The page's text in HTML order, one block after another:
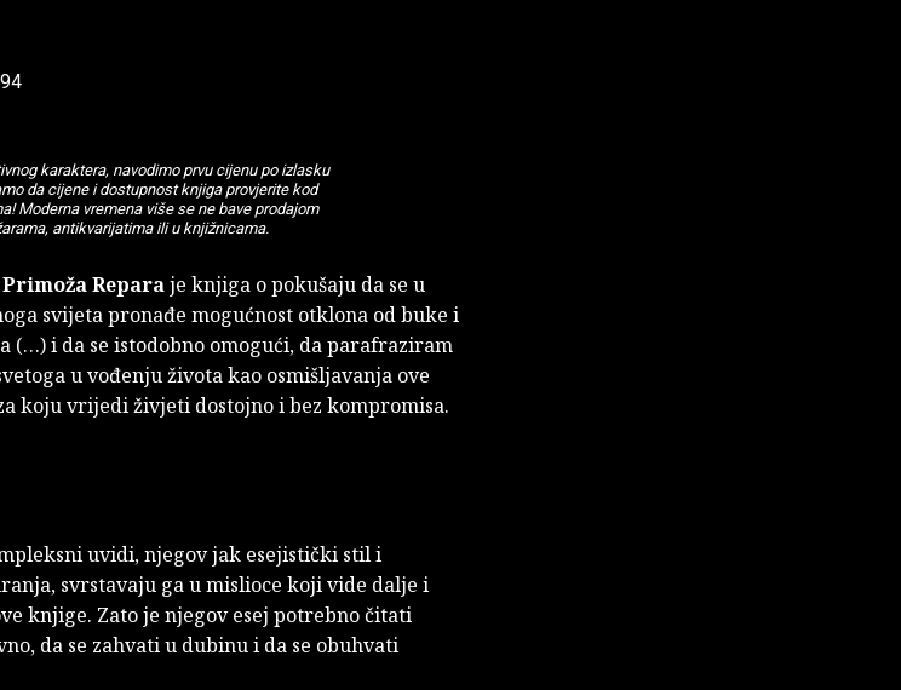
karaktera, navodimo prvu cijenu po izlasku
da cijene i dostupnost knjiga provjerite kod
Moderna vremena više se ne bave prodajom
antikvarijatima ili u knjižnicama.
Primoža Reparaje knjiga o pokušaju da se u
svijeta pronađe mogućnost otklona od buke i
(…) i da se istodobno omogući, da parafraziram
u vođenju života kao osmišljavanja ove
koju vrijedi živjeti dostojno i bez kompromisa.
uvidi, njegov jak esejistički stil i
svrstavaju ga u mislioce koji vide dalje i
knjige. Zato je njegov esej potrebno čitati
da se zahvati u dubinu i da se obuhvati